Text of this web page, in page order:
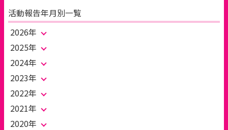
活動報告年月別一覧
2026年
2025年
2024年
2023年
2022年
2021年
2020年